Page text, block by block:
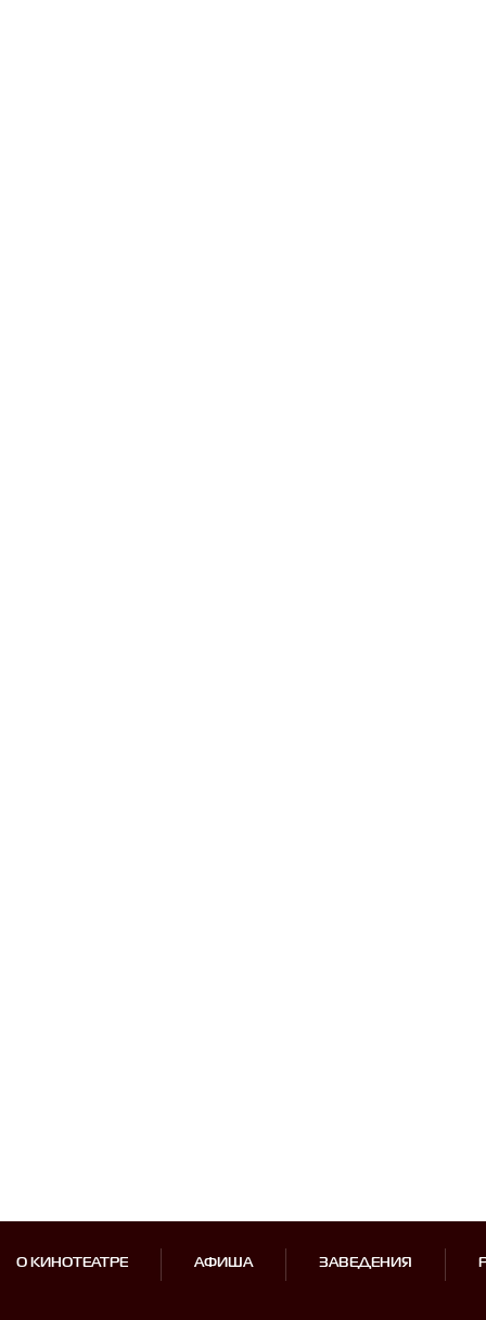
О КИНОТЕАТРЕ АФИША ЗАВЕДЕНИЯ